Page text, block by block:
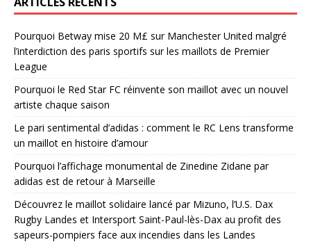
Pourquoi Betway mise 20 M£ sur Manchester United malgré
l’interdiction des paris sportifs sur les maillots de Premier
League
Pourquoi le Red Star FC réinvente son maillot avec un nouvel
artiste chaque saison
Le pari sentimental d’adidas : comment le RC Lens transforme
un maillot en histoire d’amour
Pourquoi l’affichage monumental de Zinedine Zidane par
adidas est de retour à Marseille
Découvrez le maillot solidaire lancé par Mizuno, l’U.S. Dax
Rugby Landes et Intersport Saint-Paul-lès-Dax au profit des
sapeurs-pompiers face aux incendies dans les Landes